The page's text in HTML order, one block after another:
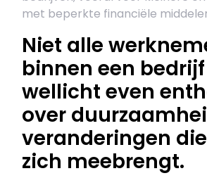
met beperkte financiële
Niet alle
binnen een
wellicht even
over
veranderingen
zich meebrengt.